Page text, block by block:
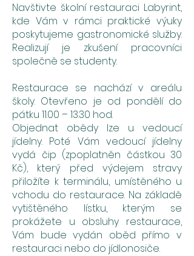
Navštivte školní restauraci Labyrint,
kde Vám v rámci praktické výuky
poskytujeme gastronomické služby.
Realizují je zkušení pracovníci
společně se studenty.
Restaurace se nachází v areálu
školy. Otevřeno je od pondělí do
pátku 11.00 – 13.30 hod.
Objednat obědy lze u vedoucí
jídelny. Poté Vám vedoucí jídelny
vydá čip (zpoplatněn částkou 30
Kč), který před výdejem stravy
přiložíte k terminálu, umístěného u
vchodu do restaurace. Na základě
vytištěného lístku, kterým se
prokážete u obsluhy restaurace,
Vám bude vydán oběd přímo v
restauraci nebo do jídlonosiče.